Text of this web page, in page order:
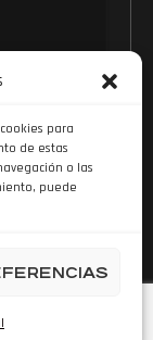
para
de estas
o las
puede